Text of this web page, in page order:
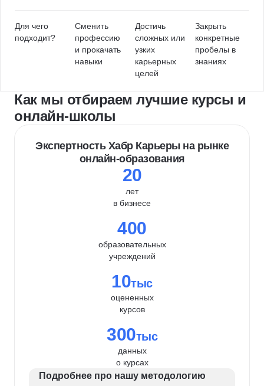
Для чего
подходит?
Сменить
профессию
и прокачать
навыки
Достичь
сложных или
узких
карьерных
целей
Закрыть
конкретные
пробелы в
знаниях
Как мы отбираем лучшие курсы и
онлайн-школы
Экспертность Хабр Карьеры на рынке
онлайн-образования
20
лет
в бизнесе
400
образовательных
учреждений
10тыс
оцененных
курсов
300тыс
данных
о курсах
Подробнее про нашу методологию